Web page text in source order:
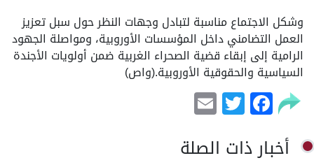
وشكل الاجتماع مناسبة لتبادل وجهات النظر حول سبل تعزيز
العمل التضامني داخل المؤسسات الأوروبية، ومواصلة الجهود
الرامية إلى إبقاء قضية الصحراء الغربية ضمن أولويات الأجندة
السياسية والحقوقية الأوروبية.(واص)
Facebook
Twitter
أخبار ذات الصلة